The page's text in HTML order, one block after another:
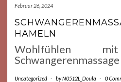
Februar 26, 2024
HAMELN
Wohlfühlen
Uncategorized - byN0512L_Doula - 0